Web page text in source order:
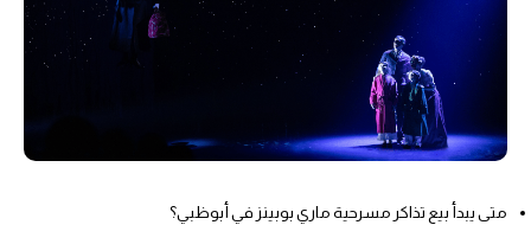
متى يبدأ بيع تذاكر مسرحية ماري بوبينز في أبوظبي؟